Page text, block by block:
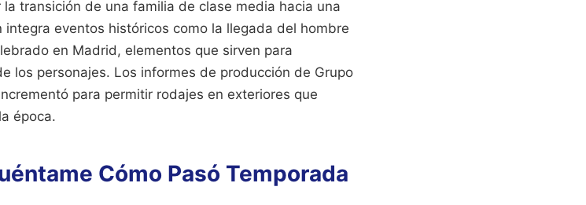
transición de una familia de clase media hacia una
eventos históricos como la llegada del hombre
en Madrid, elementos que sirven para
los personajes. Los informes de producción de Grupo
para permitir rodajes en exteriores que
época.
Cómo Pasó Temporada